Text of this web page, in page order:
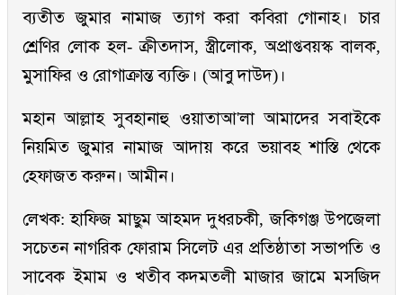
ব্যতীত জুমার নামাজ ত্যাগ করা কবিরা গোনাহ। চার
শ্রেণির লোক হল- ক্রীতদাস, স্ত্রীলোক, অপ্রাপ্তবয়স্ক বালক,
মুসাফির ও রোগাক্রান্ত ব্যক্তি। (আবু দাউদ)।
মহান আল্লাহ সুবহানাহু ওয়াতাআ'লা আমাদের সবাইকে
নিয়মিত জুমার নামাজ আদায় করে ভয়াবহ শাস্তি থেকে
হেফাজত করুন। আমীন।
লেখক: হাফিজ মাছুম আহমদ দুধরচকী, জকিগঞ্জ উপজেলা
সচেতন নাগরিক ফোরাম সিলেট এর প্রতিষ্ঠাতা সভাপতি ও
সাবেক ইমাম ও খতীব কদমতলী মাজার জামে মসজিদ